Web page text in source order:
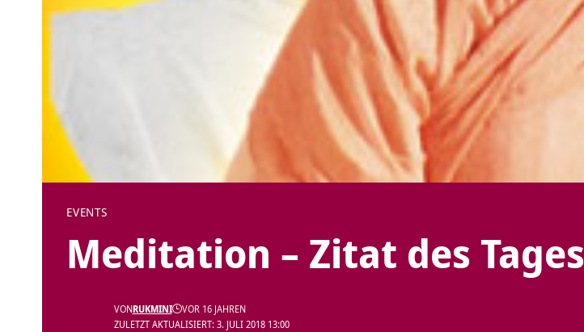
EVENTS
Meditation – Zitat des Tages
ZULETZT AKTUALISIERT: 3. JULI 2018 13:00
VONRUKMINI VOR 16 JAHREN